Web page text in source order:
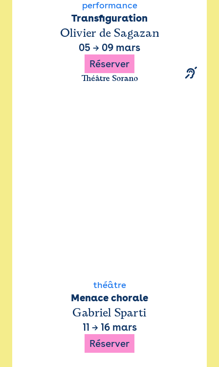
performance
Transfiguration
Olivier de Sagazan
05 → 09 mars
Réserver
Théâtre Sorano
théâtre
Menace chorale
Gabriel Sparti
11 → 16 mars
Réserver